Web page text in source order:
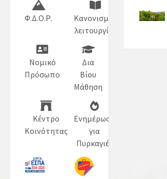
Φ.Δ.Ο.Ρ.
Κανονισμός
λειτουργίας
Νομικό
Πρόσωπο
Δια
Βίου
Μάθηση
Κέντρο
Κοινότητας
Ενημέρωση
για
Πυρκαγιές